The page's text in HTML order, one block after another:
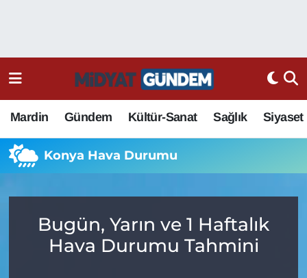
Mardin Gündem Kültür-Sanat Sağlık Siyaset
Konya Hava Durumu
Bugün, Yarın ve 1 Haftalık
Hava Durumu Tahmini